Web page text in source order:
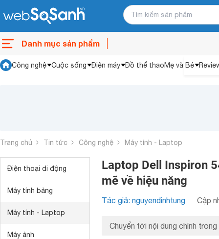
Danh mục sản phẩm
Công nghệ Cuộc sống Điện máy Đồ thể thaoMẹ và Bé
Trang chủ Tin tức Công nghệ Máy tính - Laptop
Điện thoại di động
Máy tính bảng
Máy tính - Laptop
Máy ảnh
Laptop Dell Inspiron
mẽ về hiệu năng
Tác giả: nguyendinhtung Cập
Chuyển tới nội dung chính trong